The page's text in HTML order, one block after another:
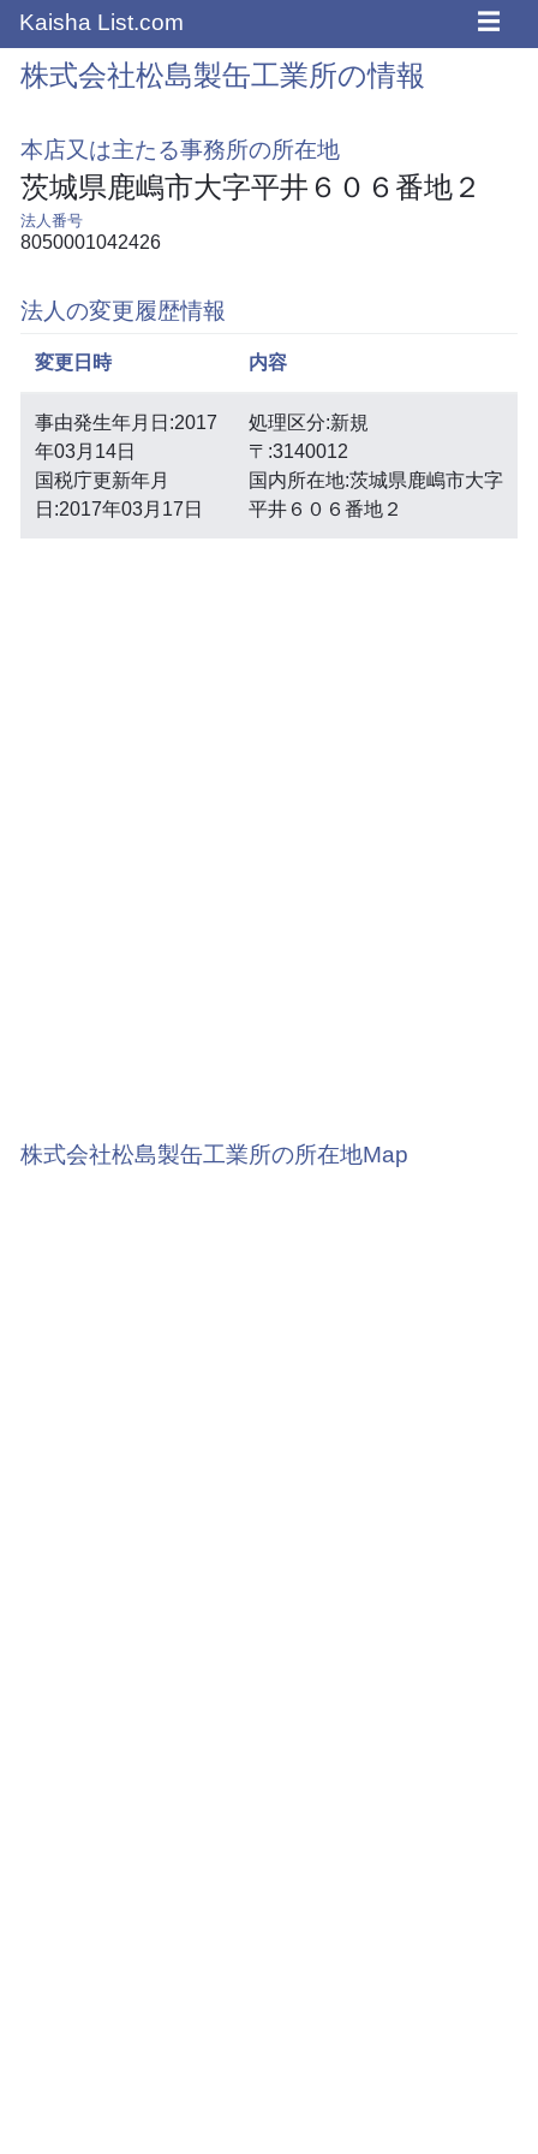
Kaisha List.com ☰
株式会社松島製缶工業所の情報
本店又は主たる事務所の所在地
茨城県鹿嶋市大字平井６０６番地２
法人番号
8050001042426
法人の変更履歴情報
変更日時 内容
事由発生年月日:2017
年03月14日
国税庁更新年月
日:2017年03月17日
処理区分:新規
〒:3140012
国内所在地:茨城県鹿嶋市大字
平井６０６番地２
株式会社松島製缶工業所の所在地Map